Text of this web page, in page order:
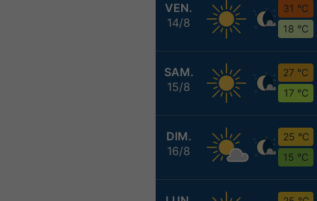
VEN.
14/8
31 °C
18 °C
SAM.
15/8
27 °C
17 °C
DIM.
16/8
25 °C
15 °C